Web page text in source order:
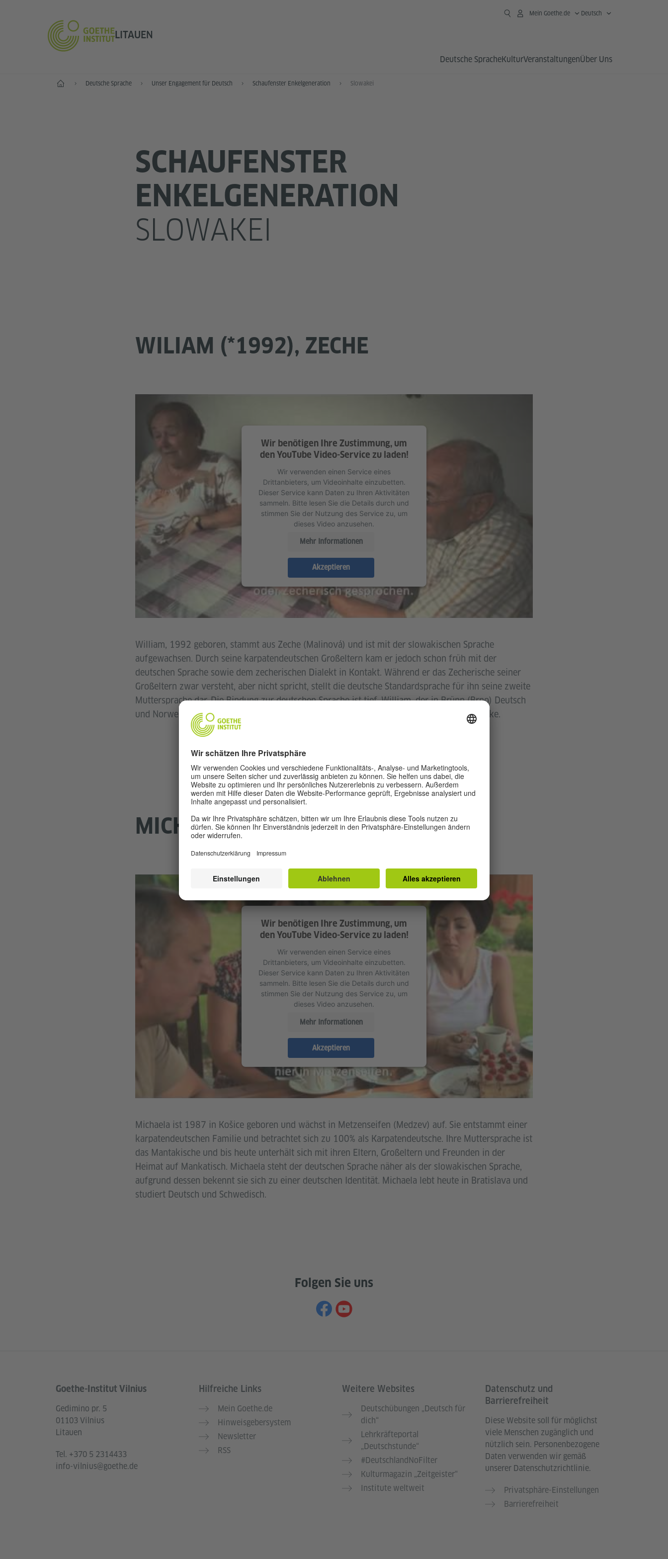
LITAUEN
Mein Goethe.de Deutsch
Deutsche SpracheKulturVeranstaltungenÜber Uns
Start Deutsche Sprache Unser Engagement für Deutsch Schaufenster Enkelgeneration Slowakei
SCHAUFENSTER
ENKELGENERATION
SLOWAKEI
WILIAM (*1992), ZECHE
Wir benötigen Ihre Zustimmung, um
den YouTube Video-Service zu laden!
Wir verwenden einen Service eines
Drittanbieters, um Videoinhalte einzubetten.
Dieser Service kann Daten zu Ihren Aktivitäten
sammeln. Bitte lesen Sie die Details durch und
stimmen Sie der Nutzung des Service zu, um
dieses Video anzusehen.
Mehr Informationen
Akzeptieren
William, 1992 geboren, stammt aus Zeche (Malinová) und ist mit der slowakischen Sprache
aufgewachsen. Durch seine karpatendeutschen Großeltern kam er jedoch schon früh mit der
deutschen Sprache sowie dem zecherischen Dialekt in Kontakt. Während er das Zecherische seiner
Großeltern zwar versteht, aber nicht spricht, stellt die deutsche Standardsprache für ihn seine zweite
Muttersprache dar. Die Bindung zur deutschen Sprache ist tief. William, der in Brünn (Brno) Deutsch
und Norwegisch studiert, betrachtet sich selbst zu gleichen Teilen als Deutscher und Slowake.
MICHAELA (*1987), KOŠICE
Wir benötigen Ihre Zustimmung, um
den YouTube Video-Service zu laden!
Wir verwenden einen Service eines
Drittanbieters, um Videoinhalte einzubetten.
Dieser Service kann Daten zu Ihren Aktivitäten
sammeln. Bitte lesen Sie die Details durch und
stimmen Sie der Nutzung des Service zu, um
dieses Video anzusehen.
Mehr Informationen
Akzeptieren
Michaela ist 1987 in Košice geboren und wächst in Metzenseifen (Medzev) auf. Sie entstammt einer
karpatendeutschen Familie und betrachtet sich zu 100% als Karpatendeutsche. Ihre Muttersprache ist
das Mantakische und bis heute unterhält sich mit ihren Eltern, Großeltern und Freunden in der
Heimat auf Mankatisch. Michaela steht der deutschen Sprache näher als der slowakischen Sprache,
aufgrund dessen bekennt sie sich zu einer deutschen Identität. Michaela lebt heute in Bratislava und
studiert Deutsch und Schwedisch.
Folgen Sie uns
Service- und Informationsbereich
Goethe-Institut Vilnius
Gedimino pr. 5
01103 Vilnius
Litauen
Tel. +370 5 2314433
info-vilnius@goethe.de
Hilfreiche Links
Mein Goethe.de
Hinweisgebersystem
Newsletter
RSS
Weitere Websites
Deutschübungen „Deutsch für
dich“
Lehrkräfteportal
„Deutschstunde“
#DeutschlandNoFilter
Kulturmagazin „Zeitgeister“
Institute weltweit
Datenschutz und
Barrierefreiheit
Diese Website soll für möglichst
viele Menschen zugänglich und
nützlich sein. Personenbezogene
Daten verwenden wir gemäß
unserer Datenschutzrichtlinie.
Privatsphäre-Einstellungen
Barrierefreiheit